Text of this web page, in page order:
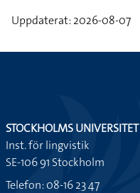
Uppdaterat: 2026-08-07
STOCKHOLMS UNIVERSITET
Inst. för lingvistik
SE-106 91 Stockholm
Telefon: 08-16 23 47